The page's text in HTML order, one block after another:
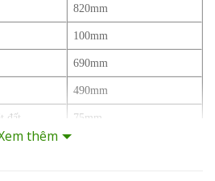
820mm
100mm
690mm
490mm
đất 75mm
thêm